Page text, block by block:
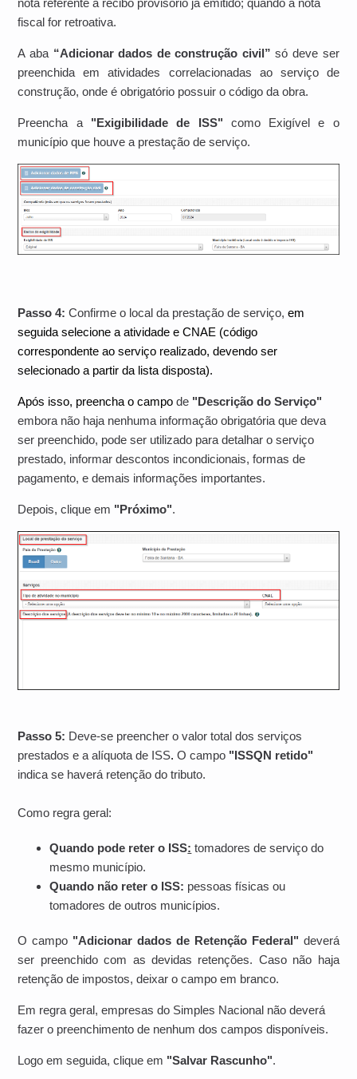
nota referente a recibo provisório já emitido; quando a nota
fiscal for retroativa.
A aba “Adicionar dados de construção civil” só deve ser
preenchida em atividades correlacionadas ao serviço de
construção, onde é obrigatório possuir o código da obra.
Preencha a "Exigibilidade de ISS" como Exigível e o
município que houve a prestação de serviço.
Passo 4: Confirme o local da prestação de serviço, em
seguida selecione a atividade e CNAE (código
correspondente ao serviço realizado, devendo ser
selecionado a partir da lista disposta).
Após isso, preencha o campode "Descrição do Serviço"
embora não haja nenhuma informação obrigatória que deva
ser preenchido, pode ser utilizado para detalhar o serviço
prestado, informar descontos incondicionais, formas de
pagamento, e demais informações importantes.
Depois, clique em "Próximo".
Passo 5: Deve-se preencher o valor total dos serviços
prestados e a alíquota de ISS. O campo "ISSQN retido"
indica se haverá retenção do tributo.
Como regra geral:
Quando pode reter o ISS: tomadores de serviço do
mesmo município.
Quando não reter o ISS: pessoas físicas ou
tomadores de outros municípios.
O campo "Adicionar dados de Retenção Federal" deverá
ser preenchido com as devidas retenções. Caso não haja
retenção de impostos, deixar o campo em branco.
Em regra geral, empresas do Simples Nacional não deverá
fazer o preenchimento de nenhum dos campos disponíveis.
Logo em seguida, clique em "Salvar Rascunho".